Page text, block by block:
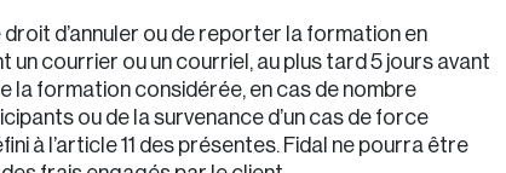
droit d’annuler ou de reporter la formation en
un courrier ou un courriel, au plus tard 5 jours avant
la formation considérée, en cas de nombre
ou de la survenance d’un cas de force
à l’article 11 des présentes. Fidal ne pourra être